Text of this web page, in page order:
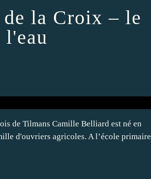
la Croix – le
l'eau
de Tilmans Camille Belliard est né en
d'ouvriers agricoles. A l’école primaire